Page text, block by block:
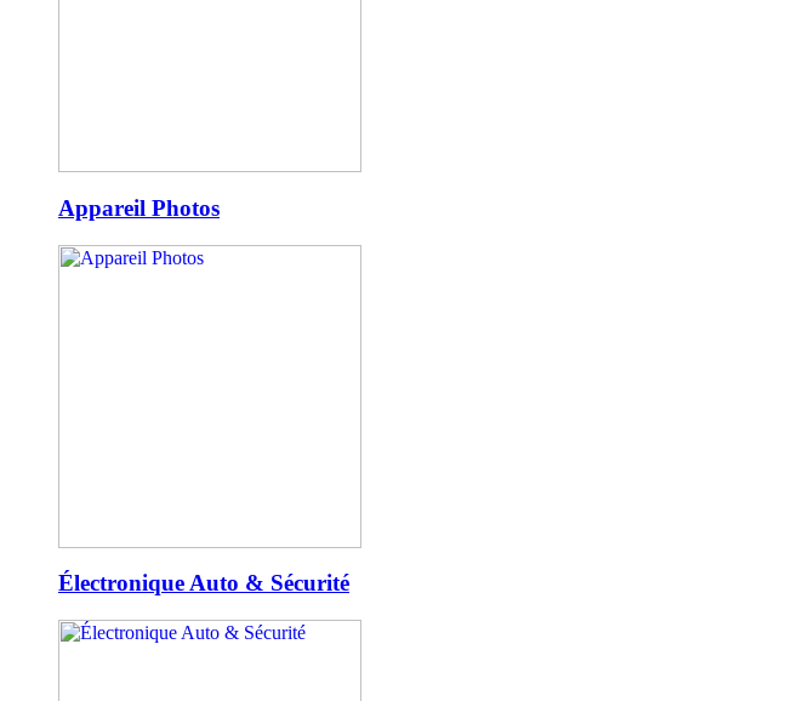
Appareil Photos
Électronique Auto & Sécurité